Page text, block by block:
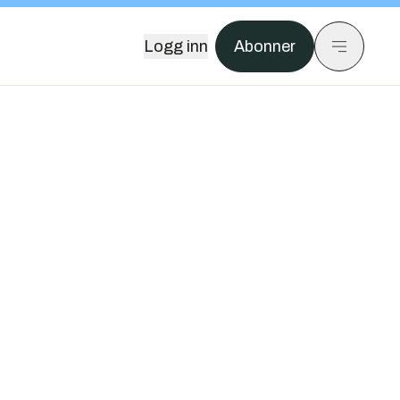
Logg inn Abonner